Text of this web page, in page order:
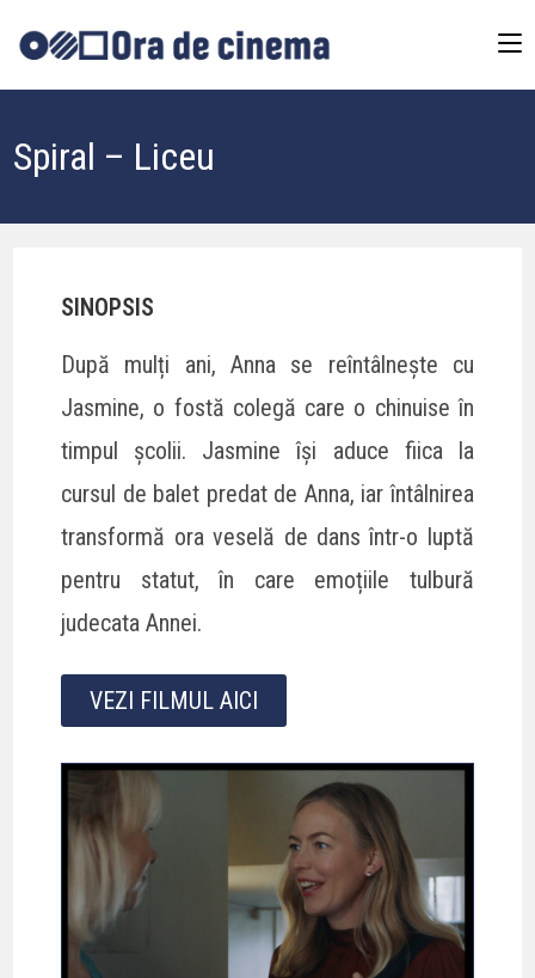
Spiral – Liceu
SINOPSIS
După mulți ani, Anna se reîntâlnește cu
Jasmine, o fostă colegă care o chinuise în
timpul școlii. Jasmine își aduce fiica la
cursul de balet predat de Anna, iar întâlnirea
transformă ora veselă de dans într-o luptă
pentru statut, în care emoțiile tulbură
judecata Annei.
VEZI FILMUL AICI